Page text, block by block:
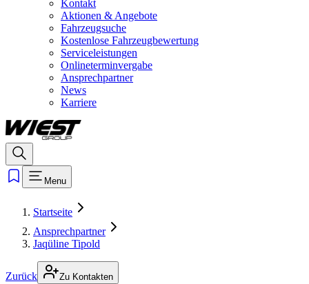
Kontakt
Aktionen & Angebote
Fahrzeugsuche
Kostenlose Fahrzeugbewertung
Serviceleistungen
Onlineterminvergabe
Ansprechpartner
News
Karriere
Menu
Startseite
Ansprechpartner
Jaqüline Tipold
Zurück Zu Kontakten